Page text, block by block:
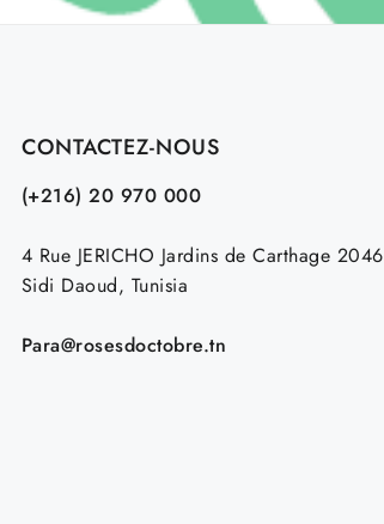
CONTACTEZ-NOUS
(+216) 20 970 000
4 Rue JERICHO Jardins de Carthage 2046
Sidi Daoud, Tunisia
Para@rosesdoctobre.tn